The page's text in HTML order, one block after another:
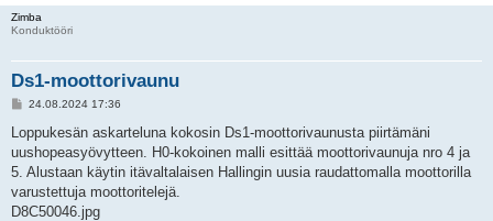
Zimba
Konduktööri
Ds1-moottorivaunu
V
e
s
t
24.08.2024 17:36
Loppukesän askarteluna kokosin Ds1-moottorivaunusta piirtämäni
uushopeasyövytteen. H0-kokoinen malli esittää moottorivaunuja nro 4 ja
5. Alustaan käytin itävaltalaisen Hallingin uusia raudattomalla moottorilla
varustettuja moottoritelejä.
D8C50046.jpg